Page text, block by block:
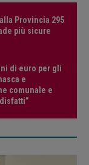
Provincia 295
più sicure
di euro per gli
e
comunale e